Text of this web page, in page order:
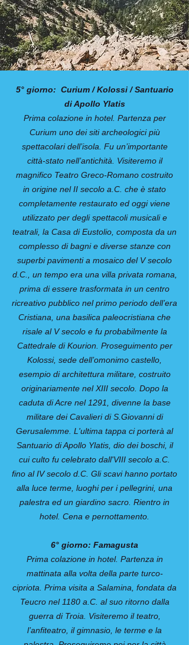
5° giorno: Curium / Kolossi / Santuario
di Apollo Ylatis
Prima colazione in hotel. Partenza per
Curium uno dei siti archeologici più
spettacolari dell’isola. Fu un’importante
città-stato nell’antichità. Visiteremo il
magnifico Teatro Greco-Romano costruito
in origine nel II secolo a.C. che è stato
completamente restaurato ed oggi viene
utilizzato per degli spettacoli musicali e
teatrali, la Casa di Eustolio, composta da un
complesso di bagni e diverse stanze con
superbi pavimenti a mosaico del V secolo
d.C., un tempo era una villa privata romana,
prima di essere trasformata in un centro
ricreativo pubblico nel primo periodo dell’era
Cristiana, una basilica paleocristiana che
risale al V secolo e fu probabilmente la
Cattedrale di Kourion. Proseguimento per
Kolossi, sede dell’omonimo castello,
esempio di architettura militare, costruito
originariamente nel XIII secolo. Dopo la
caduta di Acre nel 1291, divenne la base
militare dei Cavalieri di S.Giovanni di
Gerusalemme. L'ultima tappa ci porterà al
Santuario di Apollo Ylatis, dio dei boschi, il
cui culto fu celebrato dall'VIII secolo a.C.
fino al IV secolo d.C. Gli scavi hanno portato
alla luce terme, luoghi per i pellegrini, una
palestra ed un giardino sacro. Rientro in
hotel. Cena e pernottamento.
6° giorno: Famagusta
Prima colazione in hotel. Partenza in
mattinata alla volta della parte turco-
cipriota. Prima visita a Salamina, fondata da
Teucro nel 1180 a.C. al suo ritorno dalla
guerra di Troia. Visiteremo il teatro,
l’anfiteatro, il gimnasio, le terme e la